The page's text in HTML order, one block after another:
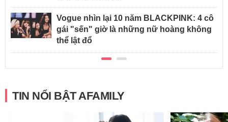
Vogue nhìn lại 10 năm BLACKPINK: 4 cô
gái "sến" giờ là những nữ hoàng không
thể lật đổ
TIN NỔI BẬT AFAMILY